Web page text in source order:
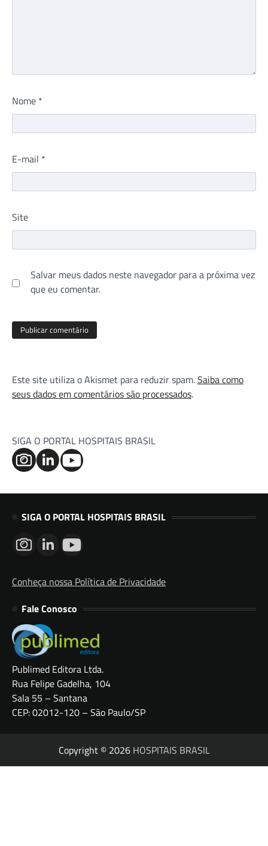
Nome *
E-mail *
Site
Salvar meus dados neste navegador para a próxima vez
que eu comentar.
Este site utiliza o Akismet para reduzir spam.Saiba como
seus dados em comentários são processados.
SIGA O PORTAL HOSPITAIS BRASIL
SIGA O PORTAL HOSPITAIS BRASIL
Conheça nossa Política de Privacidade
Fale Conosco
Publimed Editora Ltda.
Rua Felipe Gadelha, 104
Sala 55 – Santana
CEP: 02012-120 – São Paulo/SP
Copyright © 2026 HOSPITAIS BRASIL